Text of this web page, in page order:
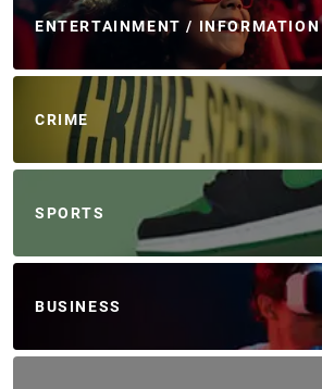
ENTERTAINMENT / INFORMATION
CRIME
SPORTS
BUSINESS